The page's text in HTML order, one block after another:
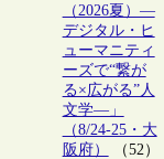
（2026夏）―
デジタル・ヒ
ューマニティ
ーズで“繋が
る×広がる”人
文学―」
（8/24-25・大
阪府）
（52）